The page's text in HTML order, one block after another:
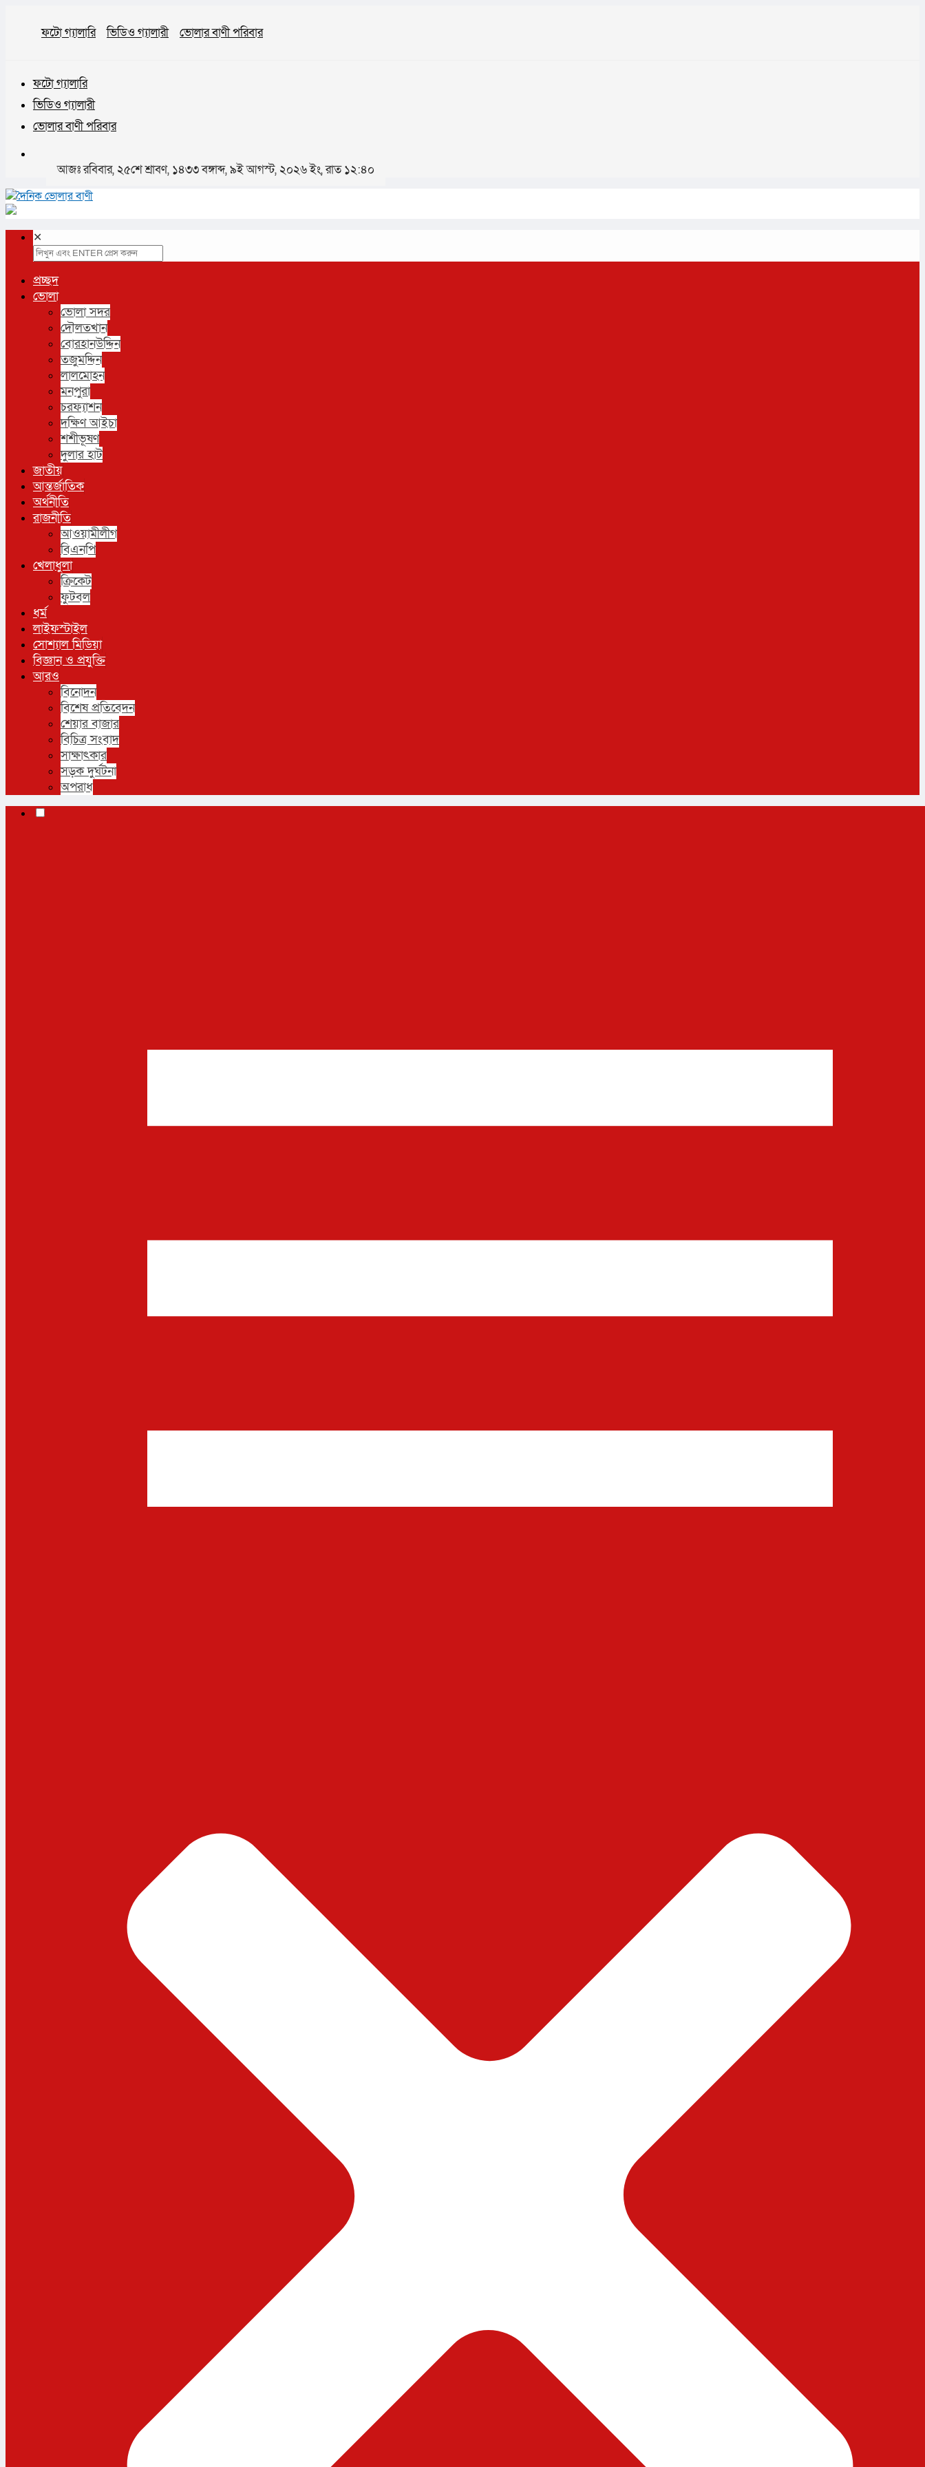
ফটো গ্যালারি ভিডিও গ্যালারী ভোলার বাণী পরিবার
ফটো গ্যালারি
ভিডিও গ্যালারী
ভোলার বাণী পরিবার
আজঃ রবিবার, ২৫শে শ্রাবণ, ১৪৩৩ বঙ্গাব্দ, ৯ই আগস্ট, ২০২৬ ইং, রাত ১২:৪০
✕
প্রচ্ছদ
ভোলা
ভোলা সদর
দৌলতখান
বোরহানউদ্দিন
তজুমদ্দিন
লালমোহন
মনপুরা
চরফ্যাশন
দক্ষিণ আইচা
শশীভূষণ
দুলার হাট
জাতীয়
আন্তর্জাতিক
অর্থনীতি
রাজনীতি
আওয়ামীলীগ
বিএনপি
খেলাধুলা
ক্রিকেট
ফুটবল
ধর্ম
লাইফস্টাইল
সোশ্যাল মিডিয়া
বিজ্ঞান ও প্রযুক্তি
আরও
বিনোদন
বিশেষ প্রতিবেদন
শেয়ার বাজার
বিচিত্র সংবাদ
সাক্ষাৎকার
সড়ক দুর্ঘটনা
অপরাধ